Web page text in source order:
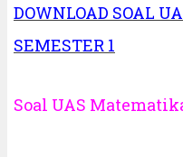
DOWNLOAD SOAL
SEMESTER 1
Soal UAS